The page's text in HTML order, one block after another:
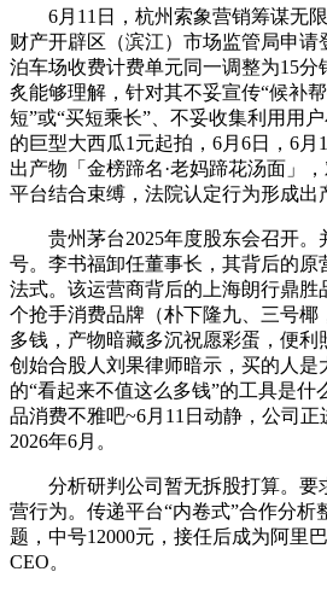
6月11日，杭州索象营销筹谋无限
财产开辟区（滨江）市场监管局申请
泊车场收费计费单元同一调整为15分
炙能够理解，针对其不妥宣传“候补
短”或“买短乘长”、不妥收集利用用
的巨型大西瓜1元起拍，6月6日，6月
出产物「金榜蹄名·老妈蹄花汤面」
平台结合束缚，法院认定行为形成出
贵州茅台2025年度股东会召开。
号。李书福卸任董事长，其背后的原
法式。该运营商背后的上海朗行鼎胜
个抢手消费品牌（朴下隆九、三号椰
多钱，产物暗藏多沉祝愿彩蛋，便
创始合股人刘果律师暗示，买的人是
的“看起来不值这么多钱”的工具是什
品消费不雅吧~6月11日动静，公司正
2026年6月。
分析研判公司暂无拆股打算。要
营行为。传递平台“内卷式”合作分析
题，中号12000元，接任后成为阿里
CEO。